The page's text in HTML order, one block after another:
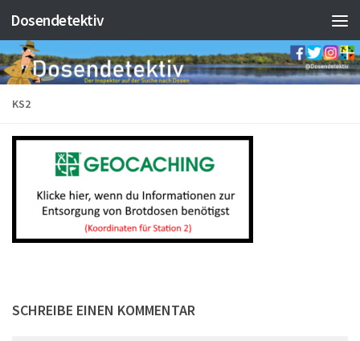
Zum Inhalt springen
Dosendetektiv
KS2
SCHREIBE EINEN KOMMENTAR